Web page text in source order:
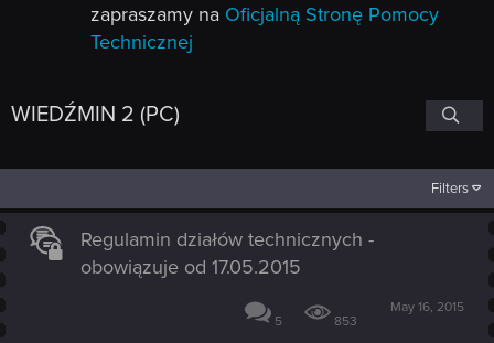
zapraszamy na Oficjalną Stronę Pomocy
Technicznej
WIEDŹMIN 2 (PC)
Filters
Regulamin działów technicznych -
obowiązuje od 17.05.2015
5 853
May 16, 2015